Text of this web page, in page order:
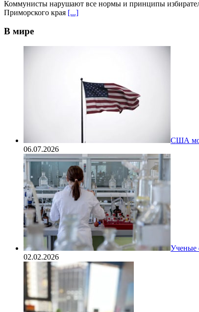
Коммунисты нарушают все нормы и принципы
Приморского края [...]
В мире
США
06.07.2026
Ученые
02.02.2026